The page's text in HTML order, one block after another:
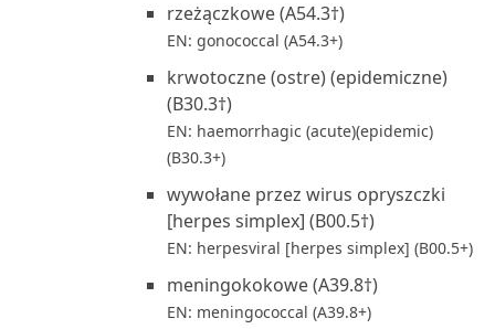
rzeżączkowe (A54.3†)
EN: gonococcal (A54.3+)
krwotoczne (ostre) (epidemiczne)
(B30.3†)
EN: haemorrhagic (acute)(epidemic)
(B30.3+)
wywołane przez wirus opryszczki
[herpes simplex] (B00.5†)
EN: herpesviral [herpes simplex] (B00.5+)
meningokokowe (A39.8†)
EN: meningococcal (A39.8+)